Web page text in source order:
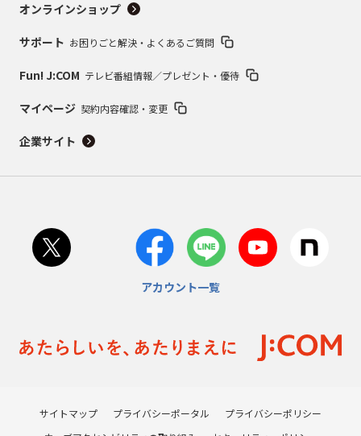
オンラインショップ
サポート お困りごと解決・よくあるご質問
Fun! J:COM テレビ番組情報／プレゼント・優待
マイページ 契約内容確認・変更
企業サイト
アカウント一覧
サイトマップ プライバシーポータル
プライバシーポリシー